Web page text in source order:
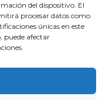
del dispositivo. El
procesar datos como
únicas en este
puede afectar
Recuperación,
«Next
2000.00€